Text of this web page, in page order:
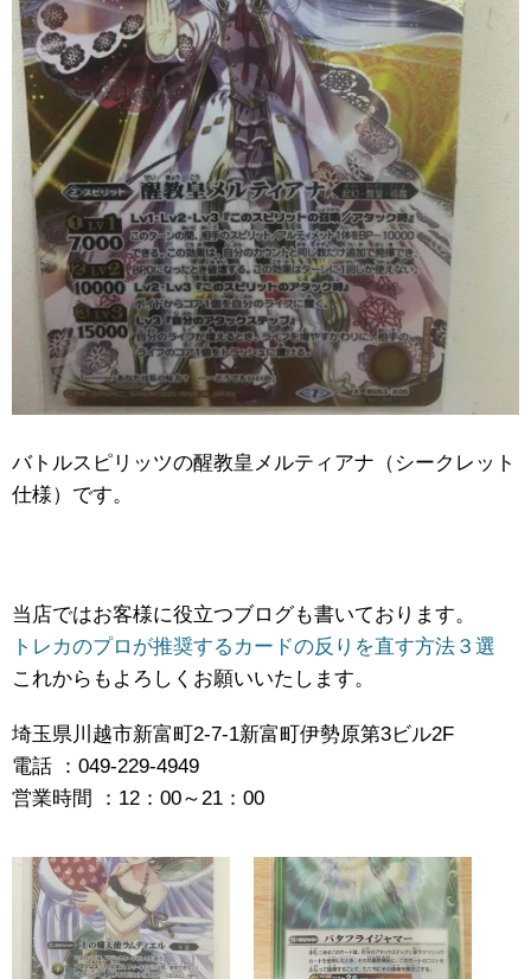
バトルスピリッツの醒教皇メルティアナ（シークレット
仕様）です。
当店ではお客様に役立つブログも書いております。
トレカのプロが推奨するカードの反りを直す方法３選
これからもよろしくお願いいたします。
埼玉県川越市新富町2-7-1新富町伊勢原第3ビル2F
電話 ：049-229-4949
営業時間 ：12：00～21：00